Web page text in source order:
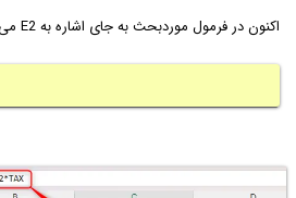
اکنون در فرمول موردبحث به جای اشاره به E2 می‌توانید نام متغیر را وارد کنید: